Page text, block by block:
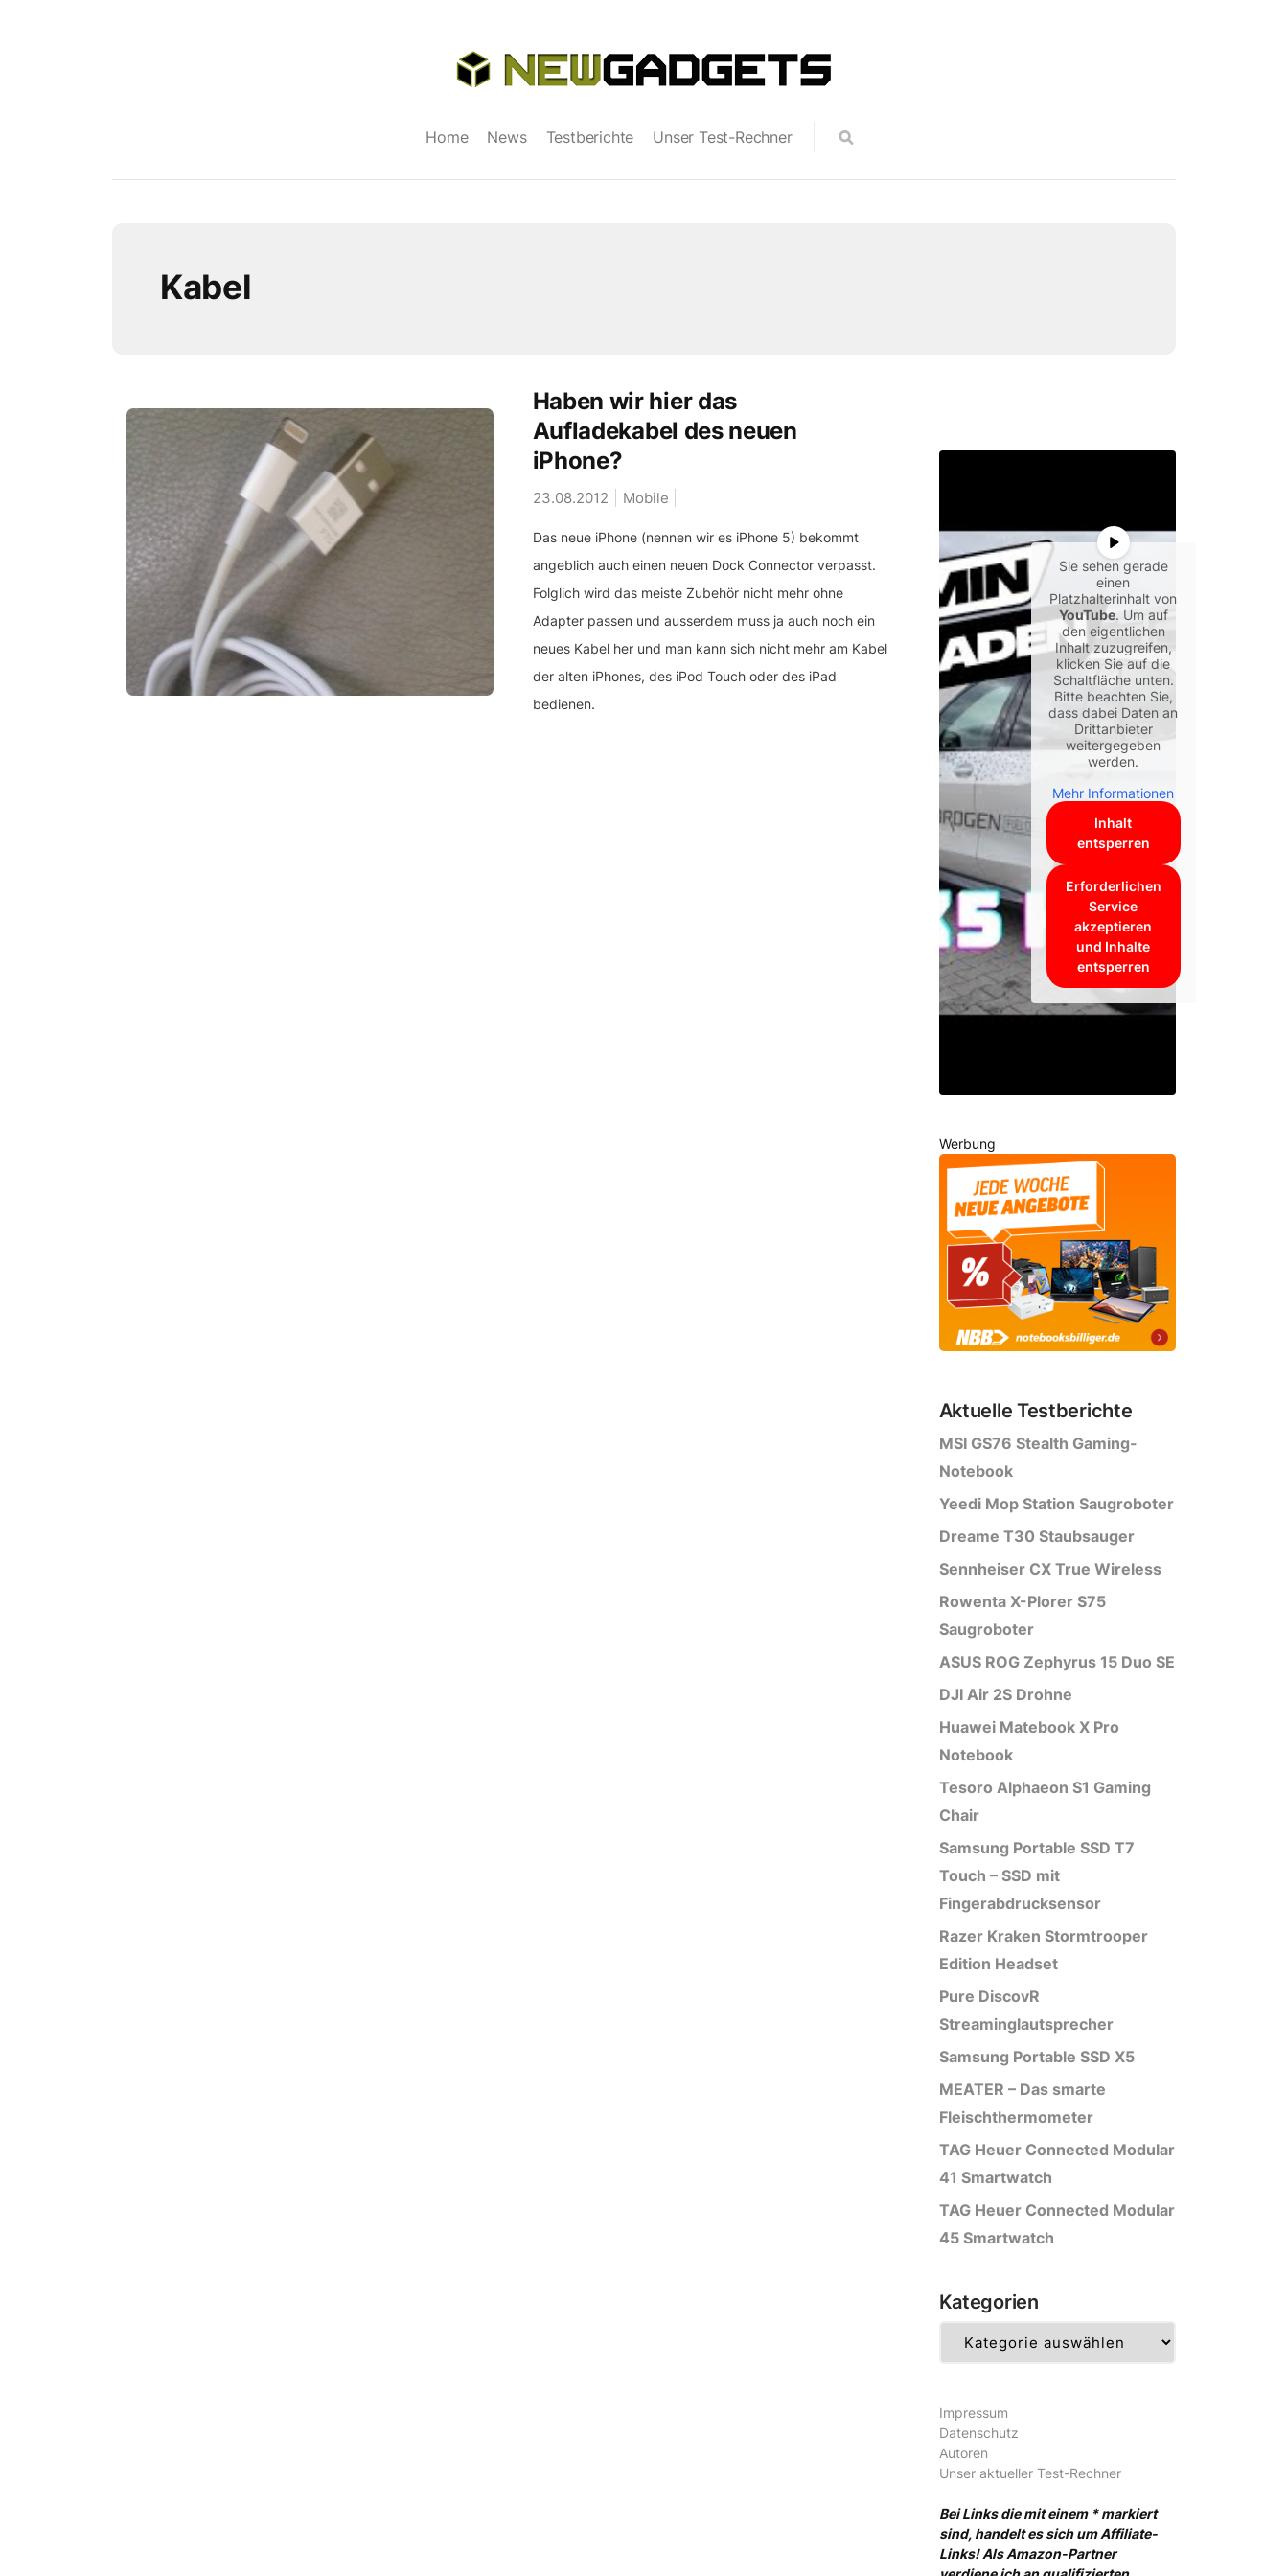
Home News Testberichte Unser Test-Rechner
Kabel
Haben wir hier das
Aufladekabel des neuen
iPhone?
23.08.2012 Mobile
Das neue iPhone (nennen wir es iPhone 5) bekommt
angeblich auch einen neuen Dock Connector verpasst.
Folglich wird das meiste Zubehör nicht mehr ohne
Adapter passen und ausserdem muss ja auch noch ein
neues Kabel her und man kann sich nicht mehr am Kabel
der alten iPhones, des iPod Touch oder des iPad
bedienen.
Sie sehen gerade
einen
Platzhalterinhalt von
YouTube. Um auf
den eigentlichen
Inhalt zuzugreifen,
klicken Sie auf die
Schaltfläche unten.
Bitte beachten Sie,
dass dabei Daten an
Drittanbieter
weitergegeben
werden.
Mehr Informationen
Inhalt
entsperren
Erforderlichen
Service
akzeptieren
und Inhalte
entsperren
Werbung
Aktuelle Testberichte
MSI GS76 Stealth Gaming-
Notebook
Yeedi Mop Station Saugroboter
Dreame T30 Staubsauger
Sennheiser CX True Wireless
Rowenta X-Plorer S75
Saugroboter
ASUS ROG Zephyrus 15 Duo SE
DJI Air 2S Drohne
Huawei Matebook X Pro
Notebook
Tesoro Alphaeon S1 Gaming
Chair
Samsung Portable SSD T7
Touch – SSD mit
Fingerabdrucksensor
Razer Kraken Stormtrooper
Edition Headset
Pure DiscovR
Streaminglautsprecher
Samsung Portable SSD X5
MEATER – Das smarte
Fleischthermometer
TAG Heuer Connected Modular
41 Smartwatch
TAG Heuer Connected Modular
45 Smartwatch
Kategorien
Impressum
Datenschutz
Autoren
Unser aktueller Test-Rechner
Bei Links die mit einem * markiert
sind, handelt es sich um Affiliate-
Links! Als Amazon-Partner